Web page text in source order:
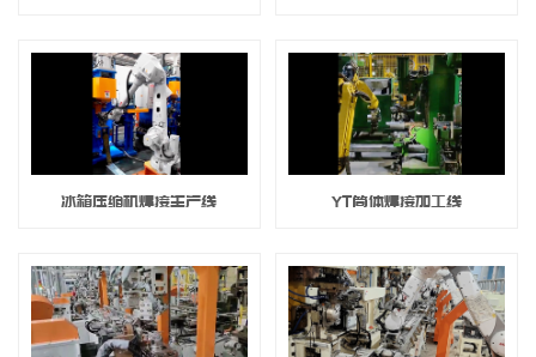
冰箱压缩机焊接生产线 YT筒体焊接加工线